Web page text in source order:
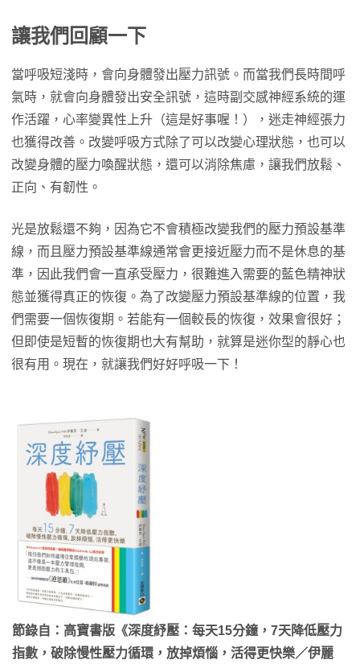
讓我們回顧一下
當呼吸短淺時，會向身體發出壓力訊號。而當我們長時間呼
氣時，就會向身體發出安全訊號，這時副交感神經系統的運
作活躍，心率變異性上升（這是好事喔！），迷走神經張力
也獲得改善。改變呼吸方式除了可以改變心理狀態，也可以
改變身體的壓力喚醒狀態，還可以消除焦慮，讓我們放鬆、
正向、有韌性。
光是放鬆還不夠，因為它不會積極改變我們的壓力預設基準
線，而且壓力預設基準線通常會更接近壓力而不是休息的基
準，因此我們會一直承受壓力，很難進入需要的藍色精神狀
態並獲得真正的恢復。為了改變壓力預設基準線的位置，我
們需要一個恢復期。若能有一個較長的恢復，效果會很好；
但即使是短暫的恢復期也大有幫助，就算是迷你型的靜心也
很有用。現在，就讓我們好好呼吸一下！
節錄自：高寶書版《深度紓壓：每天15分鐘，7天降低壓力
指數，破除慢性壓力循環，放掉煩惱，活得更快樂／伊麗